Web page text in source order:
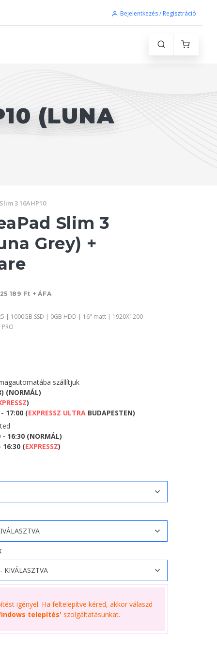
Bejelentkezés / Regisztráció
(LUNA
3 16AHP10
Slim 3
Grey) +
189 Ft + ÁFA
| 1000GB SSD | 0GB HDD | 16" matt | 1920X1200
szállítjuk
(NORMÁL)
)
17:00 (EXPRESSZ ULTRA BUDAPESTEN)
- 16:30 (NORMÁL)
16:30 (EXPRESSZ)
igényel. Ha feltelepítve kéred, akkor válaszd
telepítés' szolgáltatásunkat.